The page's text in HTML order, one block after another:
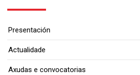
Presentación
Actualidade
Axudas e convocatorias